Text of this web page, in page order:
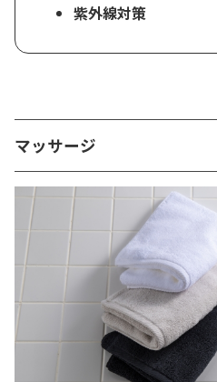
紫外線対策
マッサージ